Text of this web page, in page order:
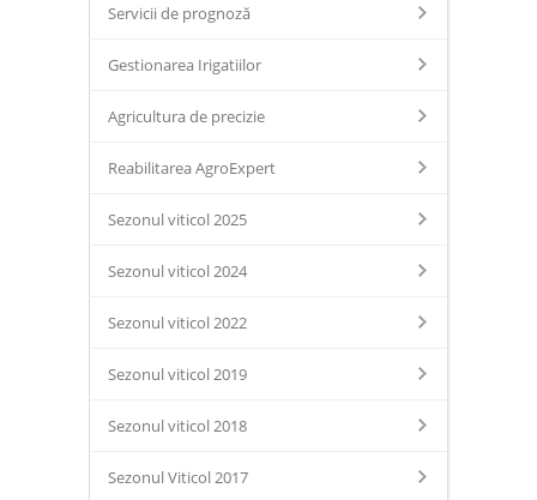
Servicii de prognoză
Gestionarea Irigatiilor
Agricultura de precizie
Reabilitarea AgroExpert
Sezonul viticol 2025
Sezonul viticol 2024
Sezonul viticol 2022
Sezonul viticol 2019
Sezonul viticol 2018
Sezonul Viticol 2017